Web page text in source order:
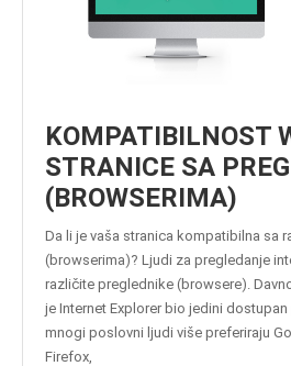
KOMPATIBILNOST
STRANICE SA
(BROWSERIMA)
Da li je vaša stranica kompatibilna sa
(browserima)? Ljudi za pregledanje
različite preglednike (browsere).
je Internet Explorer bio jedini dostupan
mnogi poslovni ljudi više preferiraju
Firefox,